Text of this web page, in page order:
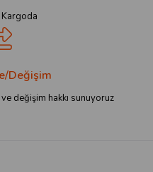
Değişim
değişim hakkı sunuyoruz